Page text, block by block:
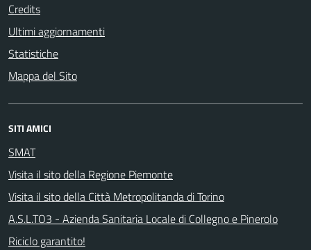
Credits
Ultimi aggiornamenti
Statistiche
Mappa del Sito
SITI AMICI
SMAT
Visita il sito della Regione Piemonte
Visita il sito della Città Metropolitanda di Torino
A.S.L.TO3 - Azienda Sanitaria Locale di Collegno e Pinerolo
Riciclo garantito!